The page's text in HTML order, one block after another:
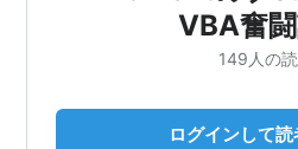
VBA奮
149人の
ログインして